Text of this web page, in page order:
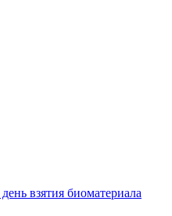
взятия биоматериала